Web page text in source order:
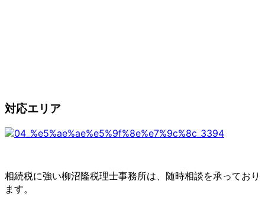
対応エリア
相続税に強い柳沼隆税理士事務所は、随時相談を承っており
ます。